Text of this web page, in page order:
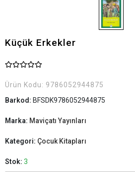
Küçük Erkekler
Ürün Kodu: 9786052944875
Barkod: BFSDK9786052944875
Marka: Maviçatı Yayınları
Kategori: Çocuk Kitapları
Stok: 3